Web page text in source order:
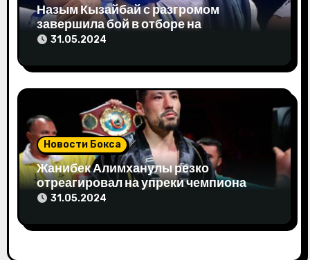
Назым Кызайбай с разгромом
завершила бой в отборе на
Олимпиаду-2024
31.05.2024
Новости Бокса
Жанибек Алимханулы резко
отреагировал на упреки чемпиона
мира
31.05.2024